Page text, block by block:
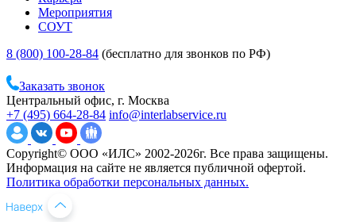
Мероприятия
СОУТ
8 (800) 100-28-84 (бесплатно для звонков по РФ)
Заказать звонок
Центральный офис, г. Москва
+7 (495) 664-28-84 info@interlabservice.ru
Copyright© ООО «ИЛС» 2002-2026г. Все права защищены.
Информация на сайте не является публичной офертой.
Политика обработки персональных данных.